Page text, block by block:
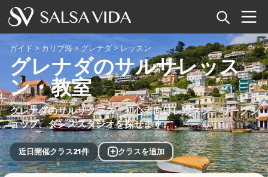
ホーム
イベント
ニュース
記事
動画
ガイド > カリブ海 >グレナダ> レッスン
グレナダのサルサレッス
ン・教室
グレナダのサルサクラス、初心者向けレッスン、ワークシ
ョップ、ダンススタジオを探せます。
近日開催クラス21件 + クラスを追加